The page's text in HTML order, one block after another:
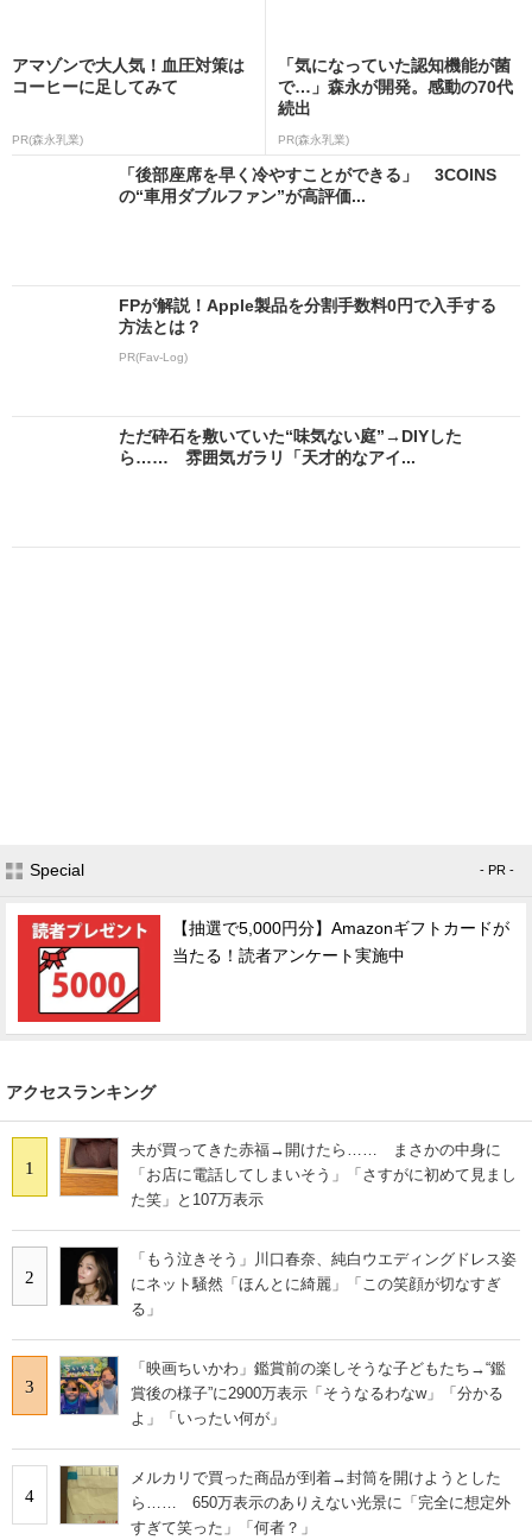
アマゾンで大人気！血圧対策は
コーヒーに足してみて
PR(森永乳業)
「気になっていた認知機能が菌
で…」森永が開発。感動の70代
続出
PR(森永乳業)
「後部座席を早く冷やすことができる」 3COINS
の“車用ダブルファン”が高評価...
FPが解説！Apple製品を分割手数料0円で入手する
方法とは？
PR(Fav-Log)
ただ砕石を敷いていた“味気ない庭”→DIYした
ら…… 雰囲気ガラリ「天才的なアイ...
Special - PR -
【抽選で5,000円分】Amazonギフトカードが
当たる！読者アンケート実施中
アクセスランキング
1
夫が買ってきた赤福→開けたら…… まさかの中身に
「お店に電話してしまいそう」「さすがに初めて見まし
た笑」と107万表示
2
「もう泣きそう」川口春奈、純白ウエディングドレス姿
にネット騒然「ほんとに綺麗」「この笑顔が切なすぎ
る」
3
「映画ちいかわ」鑑賞前の楽しそうな子どもたち→“鑑
賞後の様子”に2900万表示「そうなるわなw」「分かる
よ」「いったい何が」
4
メルカリで買った商品が到着→封筒を開けようとした
ら…… 650万表示のありえない光景に「完全に想定外
すぎて笑った」「何者？」